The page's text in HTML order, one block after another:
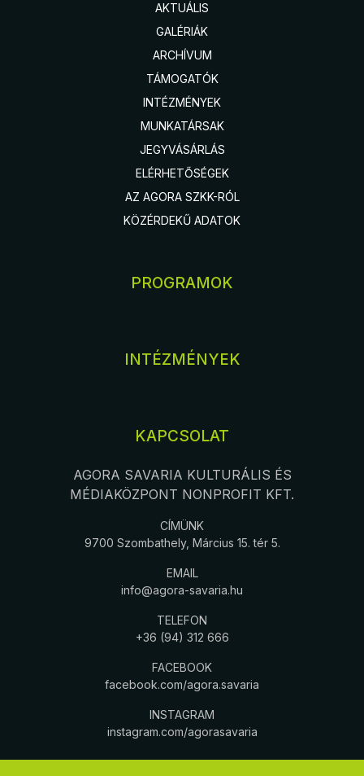
AKTUÁLIS
GALÉRIÁK
ARCHÍVUM
TÁMOGATÓK
INTÉZMÉNYEK
MUNKATÁRSAK
JEGYVÁSÁRLÁS
ELÉRHETŐSÉGEK
AZ AGORA SZKK-RÓL
KÖZÉRDEKŰ ADATOK
PROGRAMOK
INTÉZMÉNYEK
KAPCSOLAT
AGORA SAVARIA KULTURÁLIS ÉS
MÉDIAKÖZPONT NONPROFIT KFT.
CÍMÜNK
9700 Szombathely, Március 15. tér 5.
EMAIL
info@agora-savaria.hu
TELEFON
+36 (94) 312 666
FACEBOOK
facebook.com/agora.savaria
INSTAGRAM
instagram.com/agorasavaria